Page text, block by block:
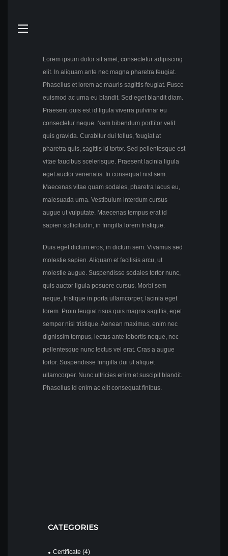
Lorem ipsum dolor sit amet, consectetur adipiscing
elit. In aliquam ante nec magna pharetra feugiat.
Phasellus et lorem ac mauris sagittis feugiat. Fusce
euismod ac urna eu blandit. Sed eget blandit diam.
Praesent quis est id ligula viverra pulvinar eu
consectetur neque. Nam bibendum porttitor velit
quis gravida. Curabitur dui tellus, feugiat at
pharetra quis, sagittis id tortor. Sed pellentesque est
vitae faucibus scelerisque. Praesent lacinia ligula
eget auctor venenatis. In consequat nisl sem.
Maecenas vitae quam sodales, pharetra lacus eu,
malesuada urna. Vestibulum interdum cursus
augue ut vulputate. Maecenas tempus erat id
sapien sollicitudin, in fringilla lorem tristique.
Duis eget dictum eros, in dictum sem. Vivamus sed
molestie sapien. Aliquam et facilisis arcu, ut
molestie augue. Suspendisse sodales tortor nunc,
quis auctor ligula posuere cursus. Morbi sem
neque, tristique in porta ullamcorper, lacinia eget
lorem. Proin feugiat risus quis magna sagittis, eget
semper nisl tristique. Aenean maximus, enim nec
dignissim tempus, lectus ante lobortis neque, nec
pellentesque nunc lectus vel erat. Cras a augue
tortor. Suspendisse fringilla dui ut aliquet
ullamcorper. Nunc ultricies enim et suscipit blandit.
Phasellus id enim ac elit consequat finibus.
CATEGORIES
Certificate (4)